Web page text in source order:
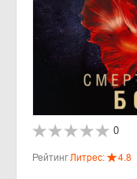
0
РейтингЛитрес: 4.8